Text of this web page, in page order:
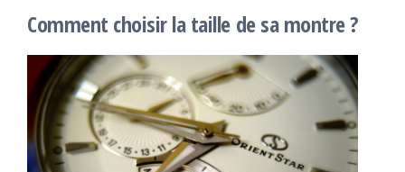
Comment choisir la taille de sa montre ?